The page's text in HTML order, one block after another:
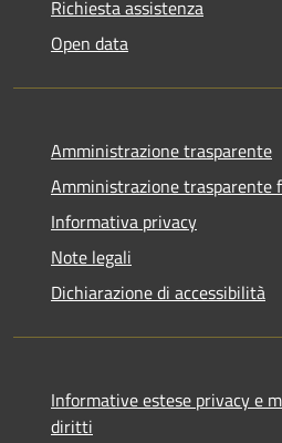
Richiesta assistenza
Open data
Amministrazione trasparente
Amministrazione trasparente
Informativa privacy
Note legali
Dichiarazione di accessibilità
Informative estese privacy e
diritti